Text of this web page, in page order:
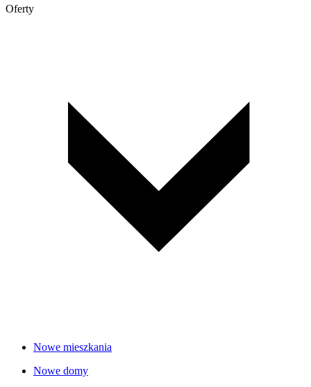
Oferty
Nowe mieszkania
Nowe domy